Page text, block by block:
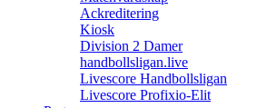
Ackreditering
Kiosk
Division 2 Damer
handbollsligan.live
Livescore Handbollsligan
Livescore Profixio-Elit